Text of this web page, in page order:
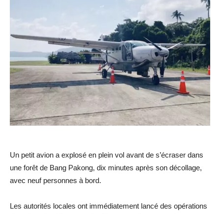
Un petit avion a explosé en plein vol avant de s’écraser dans
une forêt de Bang Pakong, dix minutes après son décollage,
avec neuf personnes à bord.
Les autorités locales ont immédiatement lancé des opérations